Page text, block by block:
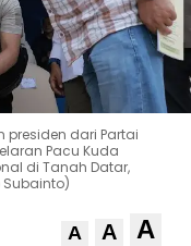
presiden dari Partai
Pacu Kuda
di Tanah Datar,
Subainto)
A A A